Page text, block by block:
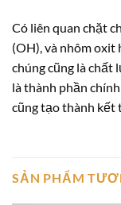
Có liên quan chặt
(OH), và nhôm oxit
chúng cũng là chất
là thành phần
cũng tạo thành kết
SẢN PHẨM